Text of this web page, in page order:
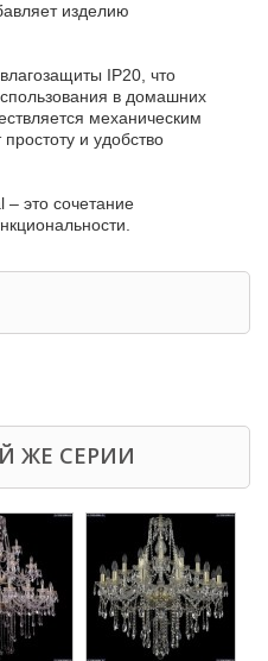
изделию
IP20, что
в домашних
механическим
и удобство
это сочетание
ЖЕ СЕРИИ